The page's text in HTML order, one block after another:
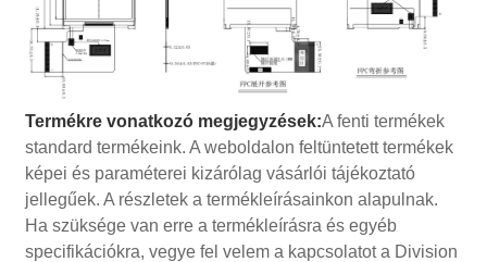
Termékre vonatkozó megjegyzések:A fenti termékek
standard termékeink. A weboldalon feltüntetett termékek
képei és paraméterei kizárólag vásárlói tájékoztató
jellegűek. A részletek a termékleírásainkon alapulnak.
Ha szüksége van erre a termékleírásra és egyéb
specifikációkra, vegye fel velem a kapcsolatot a Division